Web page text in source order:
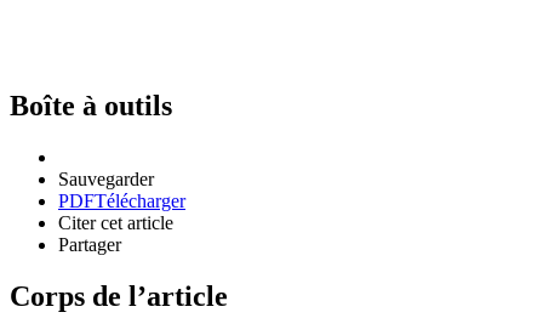
Boîte à outils
Sauvegarder
PDFTélécharger
Citer cet article
Partager
Corps de l’article